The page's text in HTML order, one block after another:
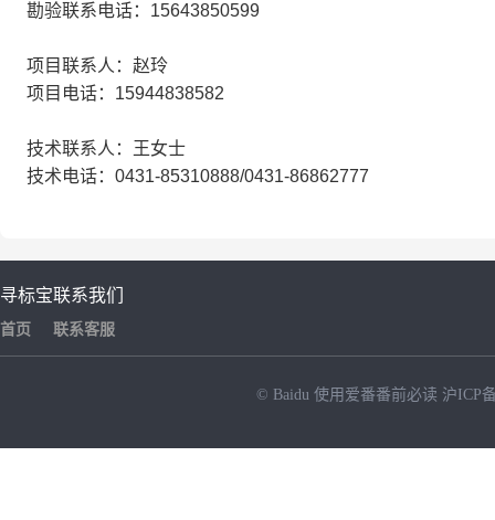
勘验联系电话：15643850599
项目联系人：赵玲
项目电话：15944838582
技术联系人：王女士
技术电话：0431-85310888/0431-86862777
寻标宝
首页
联系我们
联系客服
© Baidu 使用爱番番前必读 沪ICP